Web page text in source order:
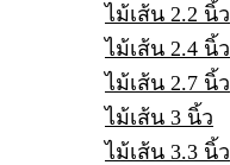
ไม้เส้น 2.2 นิ้ว
ไม้เส้น 2.4 นิ้ว
ไม้เส้น 2.7 นิ้ว
ไม้เส้น 3 นิ้ว
ไม้เส้น 3.3 นิ้ว